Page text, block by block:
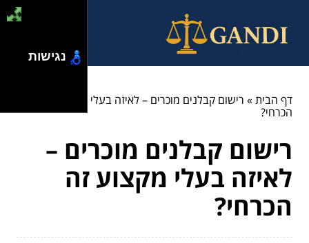
דף הבית» רישום קבלנים מוכרים – לאיזה בעלי מקצוע זה
הכרחי?
רישום קבלנים מוכרים –
לאיזה בעלי מקצוע זה
הכרחי?
נגישות